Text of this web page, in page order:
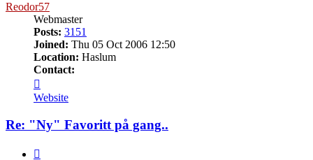
Reodor57
Webmaster
Posts: 3151
Joined: Thu 05 Oct 2006 12:50
Location: Haslum
Contact:
Reodor57
Website
Re: "Ny" Favoritt på gang..